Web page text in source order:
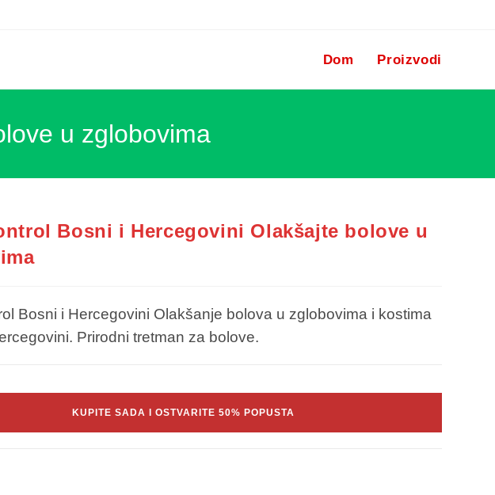
Dom Proizvodi
u zglobovima
Bosni i Hercegovini Olakšajte bolove u
Bosni i Hercegovini Olakšanje bolova u zglobovima i kostima
Prirodni tretman za bolove.
KUPITE SADA I OSTVARITE 50% POPUSTA